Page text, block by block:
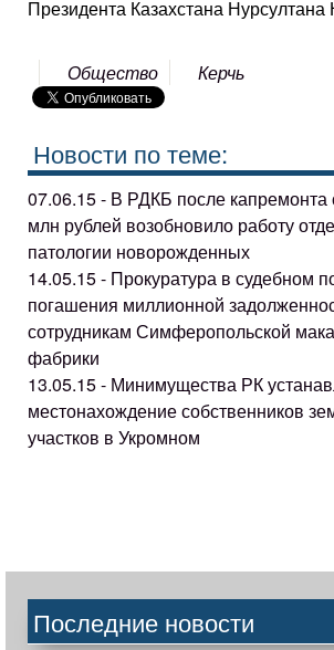
Президента Казахстана
Общество Керчь
Новости по теме:
07.06.15 - В РДКБ после капремонта
млн рублей возобновило работу
патологии новорожденных
14.05.15 - Прокуратура в судебном
погашения миллионной
сотрудникам Симферопольской
фабрики
13.05.15 - Минимущества РК
местонахождение собственников
участков в Укромном
Последние новости